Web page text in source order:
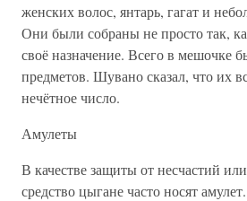
женских волос, янтарь, гагат и
Они были собраны не просто так,
своё назначение. Всего в мешочке
предметов. Шувано сказал, что их
нечётное число.
Амулеты
В качестве защиты от несчастий
средство цыгане часто носят